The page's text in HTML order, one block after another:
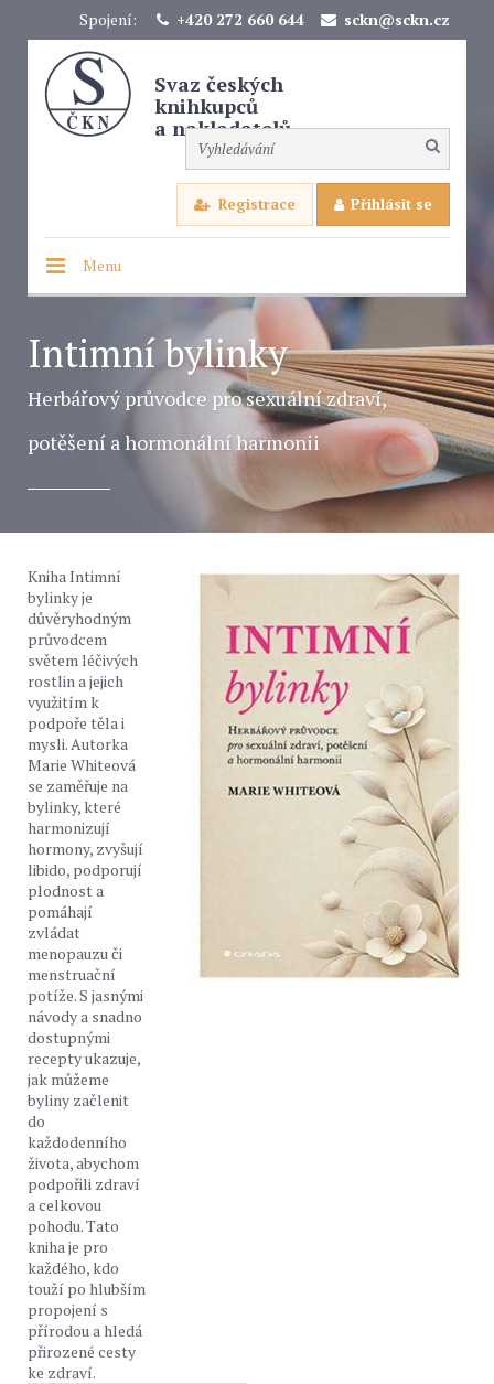
Spojení: +420 272 660 644 sckn@sckn.cz
Svaz českých
knihkupců
a nakladatelů
Registrace Přihlásit se
Menu
Intimní bylinky
Herbářový průvodce pro sexuální zdraví,
potěšení a hormonální harmonii
Kniha Intimní
bylinky je
důvěryhodným
průvodcem
světem léčivých
rostlin a jejich
využitím k
podpoře těla i
mysli. Autorka
Marie Whiteová
se zaměřuje na
bylinky, které
harmonizují
hormony, zvyšují
libido, podporují
plodnost a
pomáhají
zvládat
menopauzu či
menstruační
potíže. S jasnými
návody a snadno
dostupnými
recepty ukazuje,
jak můžeme
byliny začlenit
do
každodenního
života, abychom
podpořili zdraví
a celkovou
pohodu. Tato
kniha je pro
každého, kdo
touží po hlubším
propojení s
přírodou a hledá
přirozené cesty
ke zdraví.